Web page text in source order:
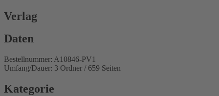
Verlag
Daten
Bestellnummer: A10846-PV1
Umfang/Dauer: 3 Ordner / 659 Seiten
Kategorie